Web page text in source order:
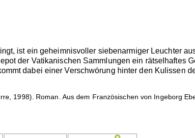
ist ein geheimnisvoller siebenarmiger Leuchter
der Vatikanischen Sammlungen ein rätselhaftes
dabei einer Verschwörung hinter den Kulissen
1998). Roman. Aus dem Französischen von Ingeborg